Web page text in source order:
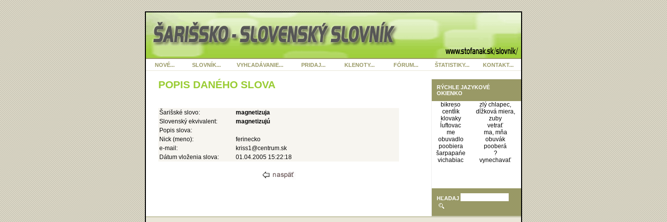
NOVÉ... SLOVNÍK... VYHĽADÁVANIE... PRIDAJ... KLENOTY... FÓRUM... ŠTATISTIKY... KONTAKT...
RÝCHLE JAZYKOVÉ
OKIENKO
bikreso
zlý chlapec,
centĺik
dĺžková miera,
klovaky
zuby
ĺuftovac
vetrať
me
ma, mňa
obuvadlo
obuvák
poobiera
pooberá
šarpapańe
?
vichabiac
vynechavať
HĽADAJ
POPIS DANÉHO SLOVA
Šarišské slovo:
magnetizuja
Slovenský ekvivalent:
magnetizujú
Popis slova:
Nick (meno):
ferinecko
e-mail:
kriss1@centrum.sk
Dátum vloženia slova:
01.04.2005 15:22:18